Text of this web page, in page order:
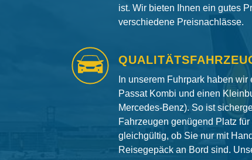
ist. Wir bieten Ihnen ein gutes
verschiedene Preisnachlässe.
In unserem Fuhrpark haben
Passat Kombi und einen
Mercedes-Benz). So ist
Fahrzeugen genügend Platz
gleichgültig, ob Sie nur mit
Reisegepäck an Bord sind.